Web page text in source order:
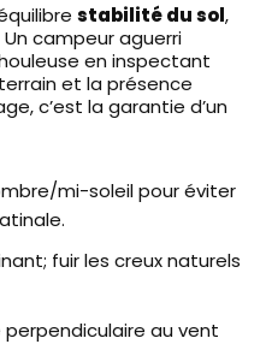
stabilité du sol,
Un campeur aguerri
en inspectant
et la présence
c’est la garantie d’un
mi-soleil pour éviter
fuir les creux naturels
au vent